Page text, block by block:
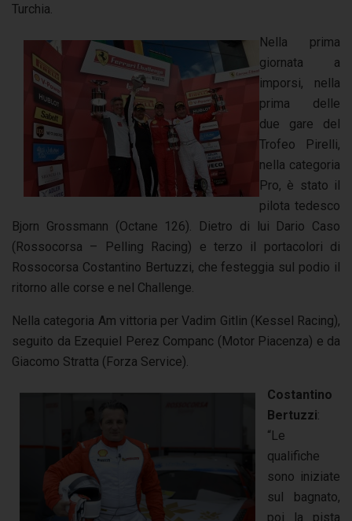
Turchia.
Nella prima
giornata a
imporsi, nella
prima delle
due gare del
Trofeo Pirelli,
nella categoria
Pro, è stato il
pilota tedesco
Bjorn Grossmann (Octane 126). Dietro di lui Dario Caso
(Rossocorsa – Pelling Racing) e terzo il portacolori di
Rossocorsa Costantino Bertuzzi, che festeggia sul podio il
ritorno alle corse e nel Challenge.
Nella categoria Am vittoria per Vadim Gitlin (Kessel Racing),
seguito da Ezequiel Perez Companc (Motor Piacenza) e da
Giacomo Stratta (Forza Service).
Costantino
Bertuzzi:
“Le
qualifiche
sono iniziate
sul bagnato,
poi la pista